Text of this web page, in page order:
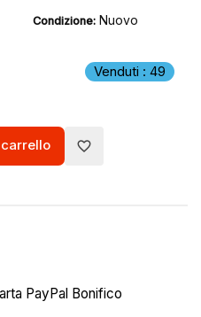
Condizione: Nuovo
Venduti : 49
favorite_border
PayPal Bonifico